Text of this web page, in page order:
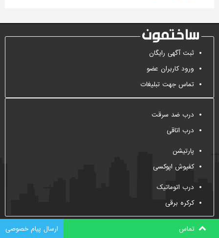
تماس ارسال پیام خصوصی
ثبت آگهی رایگان
ورود کاربران عضو
تماس جهت تبلیغات
درب ضد سرقت
درب اتاقی
پارتیشن
کفپوش اپوکسی
درب اتوماتیک
کرکره برقی
All Right Reserved, 2009-2026